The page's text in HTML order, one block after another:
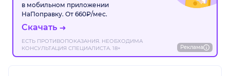
в мобильном приложении
НаПоправку. От 660₽/мес.
Скачать
ЕСТЬ ПРОТИВОПОКАЗАНИЯ. НЕОБХОДИМА
КОНСУЛЬТАЦИЯ СПЕЦИАЛИСТА. 18+
Реклама